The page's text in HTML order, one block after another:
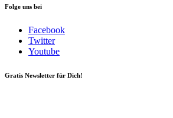
Folge uns bei
Facebook
Twitter
Youtube
Gratis Newsletter für Dich!